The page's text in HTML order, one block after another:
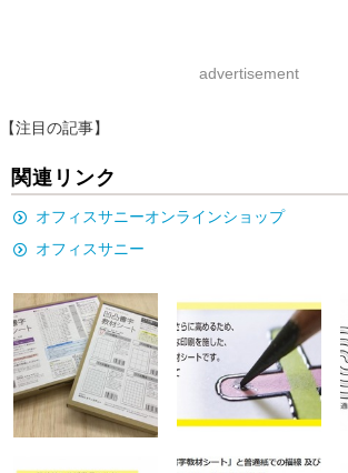
advertisement
【注目の記事】
関連リンク
オフィスサニーオンラインショップ
オフィスサニー